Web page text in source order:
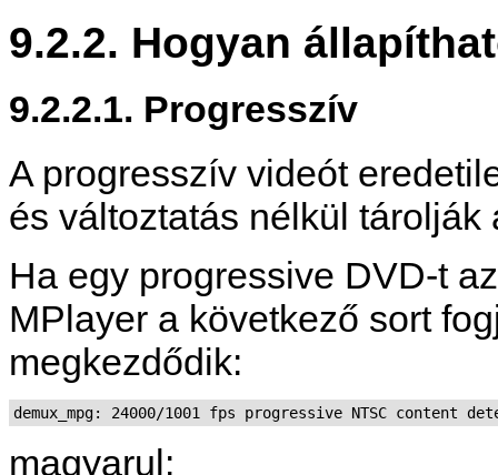
9.2.2. Hogyan
9.2.2.1. Progresszív
A progresszív videót
és változtatás nélkül tárolják
Ha egy progressive DVD-t
MPlayer a következő sort
megkezdődik:
magyarul: